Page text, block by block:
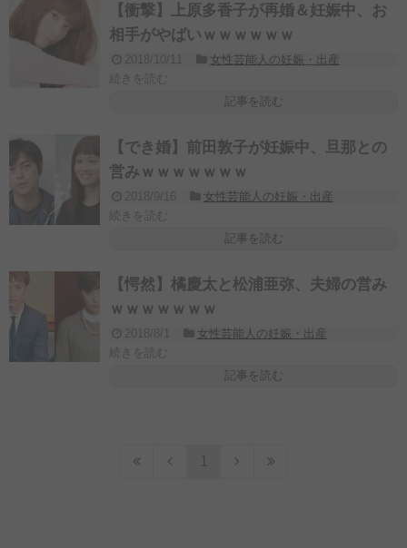
【衝撃】上原多香子が再婚＆妊娠中、お
相手がやばいｗｗｗｗｗｗ
2018/10/11
女性芸能人の妊娠・出産
続きを読む
記事を読む
【でき婚】前田敦子が妊娠中、旦那との
営みｗｗｗｗｗｗｗ
2018/9/16
女性芸能人の妊娠・出産
続きを読む
記事を読む
【愕然】橘慶太と松浦亜弥、夫婦の営み
ｗｗｗｗｗｗｗ
2018/8/1
女性芸能人の妊娠・出産
続きを読む
記事を読む